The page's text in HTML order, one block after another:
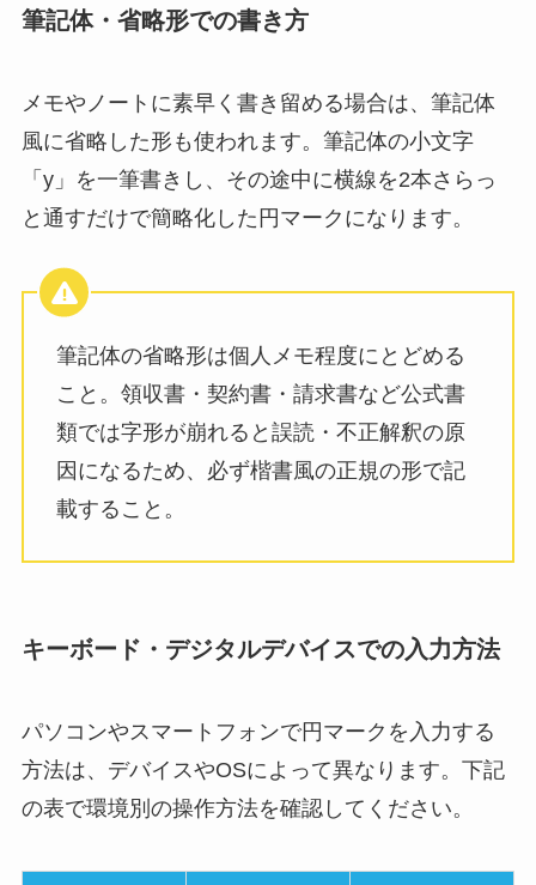
筆記体・省略形での書き方
メモやノートに素早く書き留める場合は、筆記体
風に省略した形も使われます。筆記体の小文字
「y」を一筆書きし、その途中に横線を2本さらっ
と通すだけで簡略化した円マークになります。
筆記体の省略形は個人メモ程度にとどめる
こと。領収書・契約書・請求書など公式書
類では字形が崩れると誤読・不正解釈の原
因になるため、必ず楷書風の正規の形で記
載すること。
キーボード・デジタルデバイスでの入力方法
パソコンやスマートフォンで円マークを入力する
方法は、デバイスやOSによって異なります。下記
の表で環境別の操作方法を確認してください。